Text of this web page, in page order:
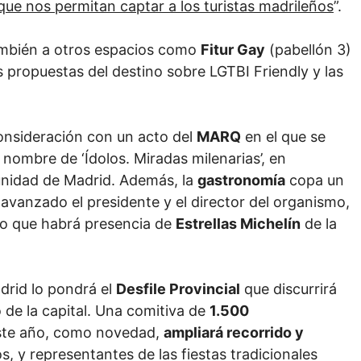
nos permitan captar a los turistas madrileños”.
a otros espacios como Fitur Gay (pabellón 3)
del destino sobre LGTBI Friendly y las
con un acto del MARQ en el que se
de ‘Ídolos. Miradas milenarias’, en
de Madrid. Además, la gastronomía copa un
el presidente y el director del organismo,
que habrá presencia de Estrellas Michelín de la
lo pondrá el Desfile Provincial que discurrirá
la capital. Una comitiva de 1.500
año, como novedad, ampliará recorrido y
y representantes de las fiestas tradicionales